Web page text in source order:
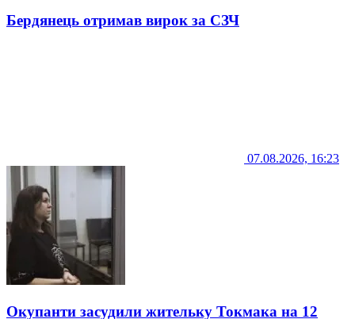
Бердянець отримав вирок за СЗЧ
07.08.2026, 16:23
Окупанти засудили жительку Токмака на 12